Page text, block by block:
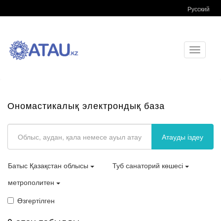
Русский
Toggle
Ономастикалық электрондық база
Атауды іздеу
Батыс Қазақстан облысы
Туб санаторий көшесі
метрополитен
Өзгертілген